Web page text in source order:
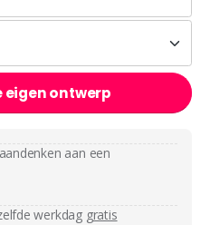
eigen ontwerp
aan een
werkdag gratis